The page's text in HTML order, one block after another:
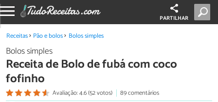
PARTILHAR
Receitas Pão e bolos Bolos simples
Bolos simples
Receita de Bolo de fubá com coco
fofinho
Avaliação: 4.6 (52 votos)
89 comentários